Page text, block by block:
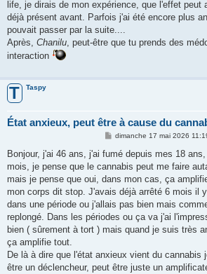
Si tu veux arrêter, il te faut quelque chose de
consommation de cannabis répond à un
life, je dirais de mon expérience, que l'effet peut
déjà présent avant. Parfois j'ai été encore plus
pouvait passer par la suite....
Après, Chanilu , peut-être que tu prends des
interaction
T Taspy
État anxieux, peut être à cause du
M
s
a
g
dimanche 17 mai 2026
Bonjour, j'ai 46 ans, j'ai fumé depuis mes 18
mois, je pense que le cannabis peut me faire
mais je pense que oui, dans mon cas, ça
mon corps dit stop. J'avais déjà arrêté 6 mois il
dans une période ou j'allais pas bien mais
replongé. Dans les périodes ou ça va j'ai
bien ( sûrement à tort ) mais quand je suis très
ça amplifie tout.
De là à dire que l'état anxieux vient du
être un déclencheur, peut être juste un